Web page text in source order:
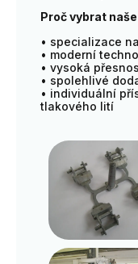
Proč vybrat
• specializace
• moderní
• vysoká
• spolehlivé
• individuální
tlakového lití